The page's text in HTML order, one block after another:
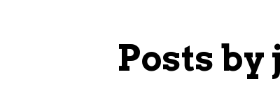
Posts